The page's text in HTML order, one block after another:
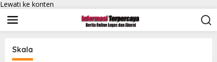
Lewati ke konten
Skala